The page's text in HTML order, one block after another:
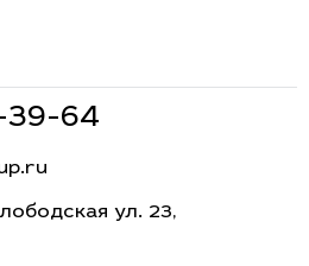
39-64
ул. 23,